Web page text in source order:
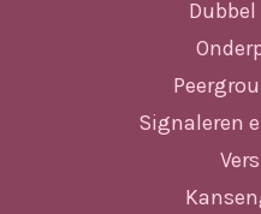
Signaleren